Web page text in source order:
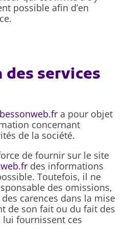
possible afin d’en
services
a pour objet
concernant
de la société.
de fournir sur le site
des informations
Toutefois, il ne
des omissions,
carences dans la mise
de son fait ou du fait des
fournissent ces